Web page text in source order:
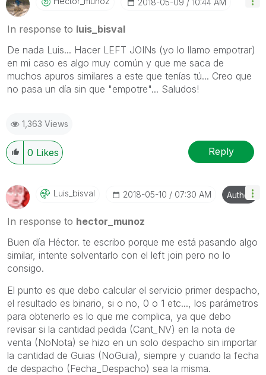
In response to luis_bisval
De nada Luis... Hacer LEFT JOINs (yo lo llamo empotrar)
en mi caso es algo muy común y que me saca de
muchos apuros similares a este que tenías tú... Creo que
no pasa un día sin que "empotre"... Saludos!
1,363 Views
0 Likes Reply
Luis_bisval ‎2018-05-10 07:30 AM Author
In response to hector_munoz
Buen día Héctor. te escribo porque me está pasando algo
similar, intente solventarlo con el left join pero no lo
consigo.
El punto es que debo calcular el servicio primer despacho,
el resultado es binario, si o no, 0 o 1 etc..., los parámetros
para obtenerlo es lo que me complica, ya que debo
revisar si la cantidad pedida (Cant_NV) en la nota de
venta (NoNota) se hizo en un solo despacho sin importar
la cantidad de Guias (NoGuia), siempre y cuando la fecha
de despacho (Fecha_Despacho) sea la misma.